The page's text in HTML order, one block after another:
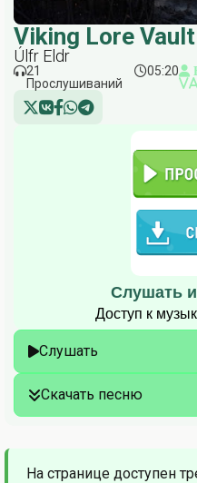
Viking Lore Vault
Úlfr Eldr
21
Прослушиваний
05:20
Слушать
Доступ к
Слушать
Скачать песню
На странице доступен